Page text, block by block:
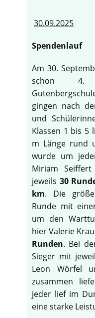
30.09.2025
Spendenlauf
Am 30.
schon 4.
gingen nach
und
Klassen 1 bis 5
m Länge rund
wurde um
Miriam
jeweils 30
km. Die
Runde mit
um den
hier Valerie
Runden. Bei
Sieger mit
Leon Wörfel
zusammen
jeder lief im
eine starke